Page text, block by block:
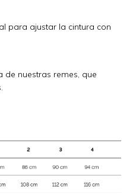
para ajustar la cintura con
nuestras remes, que